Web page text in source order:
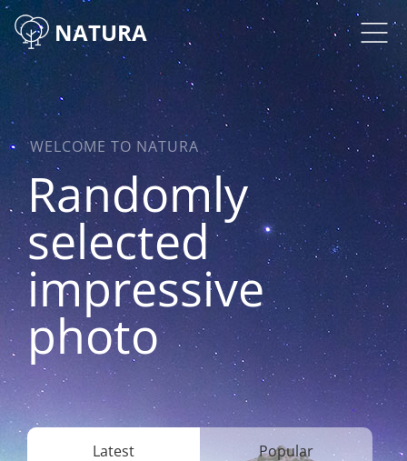
NATURA
WELCOME TO NATURA
Randomly
selected
impressive
photo
Latest Popular